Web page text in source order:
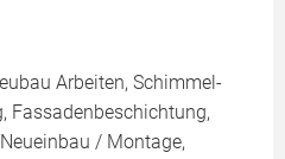
Arbeiten, Schimmel-
Fassadenbeschichtung,
/ Montage,